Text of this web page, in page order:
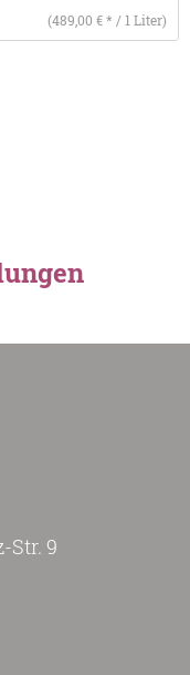
(489,00 € * / 1 Liter)
Str. 9